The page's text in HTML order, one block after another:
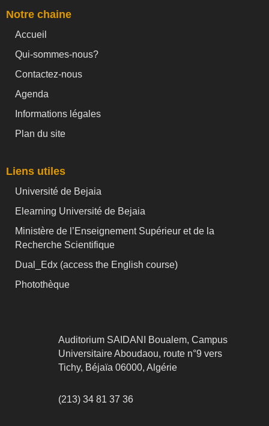
Notre chaine
Accueil
Qui-sommes-nous?
Contactez-nous
Agenda
Informations légales
Plan du site
Liens utiles
Université de Bejaia
Elearning Université de Bejaia
Ministère de l’Enseignement Supérieur et de la
Recherche Scientifique
Dual_Edx (access the English course)
Photothèque
Auditorium SAIDANI Boualem, Campus
Universitaire Aboudaou, route n°9 vers
Tichy, Béjaïa 06000, Algérie
(213) 34 81 37 36